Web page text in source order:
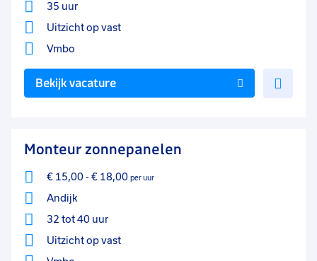
35 uur
Uitzicht op vast
Vmbo
Bekijk vacature
Monteur zonnepanelen
€ 15,00- € 18,00 per uur
Andijk
32 tot 40 uur
Uitzicht op vast